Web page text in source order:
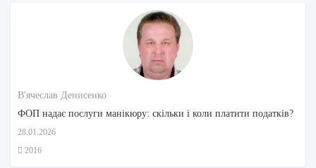
В'ячеслав Денисенко
ФОП надає послуги манікюру: скільки і коли платити податків?
28.01.2026
2016